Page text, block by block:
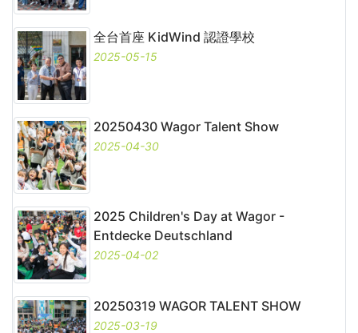
全台首座 KidWind 認證學校
2025-05-15
20250430 Wagor Talent Show
2025-04-30
2025 Children's Day at Wagor -
Entdecke Deutschland
2025-04-02
20250319 WAGOR TALENT SHOW
2025-03-19